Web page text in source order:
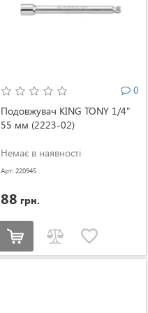
0
Подовжувач KING TONY 1/4"
55 мм (2223-02)
Немає в наявності
Арт: 220945
88 грн.